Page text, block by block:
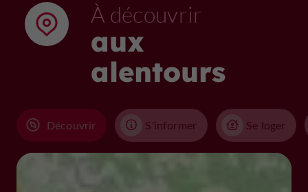
À découvrir
aux
alentours
Découvrir S'informer Se loger